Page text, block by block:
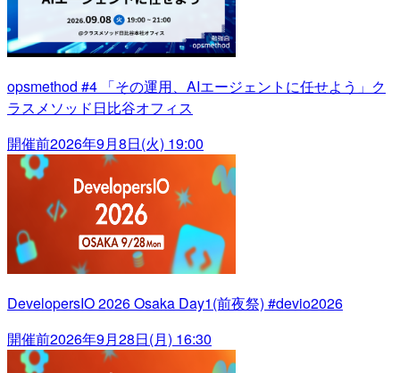
opsmethod #4 「その運用、AIエージェントに任せよう」ク
ラスメソッド日比谷オフィス
開催前2026年9月8日(火) 19:00
DevelopersIO 2026 Osaka Day1(前夜祭) #devio2026
開催前2026年9月28日(月) 16:30